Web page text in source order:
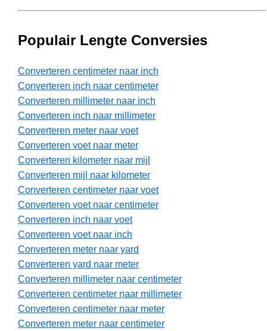
Populair Lengte Conversies
Converteren centimeter naar inch
Converteren inch naar centimeter
Converteren millimeter naar inch
Converteren inch naar millimeter
Converteren meter naar voet
Converteren voet naar meter
Converteren kilometer naar mijl
Converteren mijl naar kilometer
Converteren centimeter naar voet
Converteren voet naar centimeter
Converteren inch naar voet
Converteren voet naar inch
Converteren meter naar yard
Converteren yard naar meter
Converteren millimeter naar centimeter
Converteren centimeter naar millimeter
Converteren centimeter naar meter
Converteren meter naar centimeter